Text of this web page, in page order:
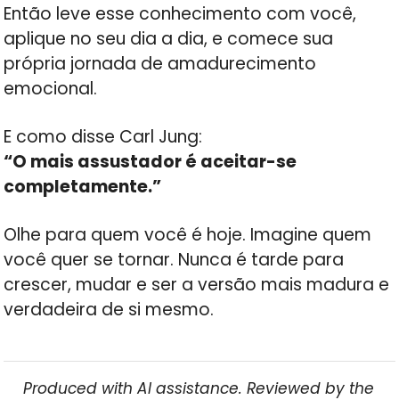
Então leve esse conhecimento com você,
aplique no seu dia a dia, e comece sua
própria jornada de amadurecimento
emocional.
E como disse Carl Jung:
“O mais assustador é aceitar-se
completamente.”
Olhe para quem você é hoje. Imagine quem
você quer se tornar. Nunca é tarde para
crescer, mudar e ser a versão mais madura e
verdadeira de si mesmo.
Produced with AI assistance. Reviewed by the